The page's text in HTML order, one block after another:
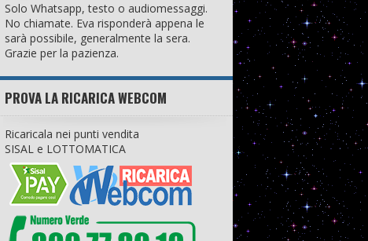
Solo Whatsapp, testo o audiomessaggi.
No chiamate. Eva risponderà appena le
sarà possibile, generalmente la sera.
Grazie per la pazienza.
PROVA LA RICARICA WEBCOM
Ricaricala nei punti vendita
SISAL e LOTTOMATICA